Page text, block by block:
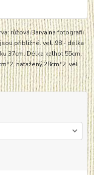
růžová Barva na fotografii
přibližné. vel. 98 - délka
37cm. Délka kalhot 55cm,
natažený 28cm*2. vel.